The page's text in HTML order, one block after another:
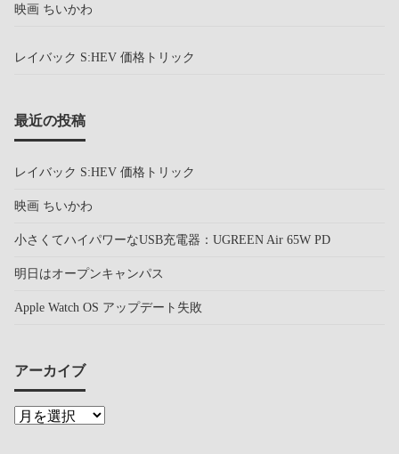
映画 ちいかわ
レイバック S:HEV 価格トリック
最近の投稿
レイバック S:HEV 価格トリック
映画 ちいかわ
小さくてハイパワーなUSB充電器：UGREEN Air 65W PD
明日はオープンキャンパス
Apple Watch OS アップデート失敗
アーカイブ